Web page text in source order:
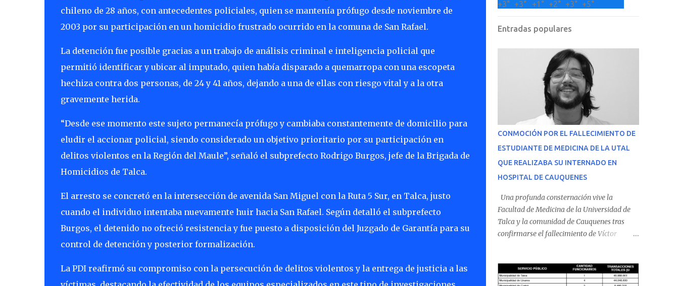
chileno de 28 años, con antecedentes policiales, quien se mantenía prófugo desde noviembre de
2003 por su participación en un homicidio frustrado ocurrido en la comuna de San Rafael.
La detención fue posible gracias a un trabajo de análisis criminal e inteligencia policial que
permitió identificar y ubicar al imputado, quien había disparado a quemarropa con una escopeta
hechiza contra dos personas, de 24 y 41 años, dejando a una de ellas con riesgo vital y a la otra
gravemente herida.
“Desde ese momento este sujeto permanecía prófugo y cambiaba constantemente de domicilio para
eludir el accionar policial, siendo considerado un objetivo prioritario por su participación en
delitos violentos en la Región del Maule”, señaló el subprefecto Rodrigo Burgos, jefe de la Brigada de
Homicidios de Talca.
El arresto se concretó en la intersección de avenida San Miguel con la Ruta 5 Sur, en Talca, justo
cuando el individuo intentaba nuevamente huir hacia San Rafael. Según detalló el subprefecto
Burgos, el detenido no ofreció resistencia y fue puesto a disposición del Juzgado de Garantía para su
control de detención y posterior formalización.
La PDI reafirmó su compromiso con la persecución de delitos violentos y la entrega de justicia a las
+3° +3° +1° +2° +3° +5°
Entradas populares
CONMOCIÓN POR EL FALLECIMIENTO DE
ESTUDIANTE DE MEDICINA DE LA UTAL
QUE REALIZABA SU INTERNADO EN
HOSPITAL DE CAUQUENES
Una profunda consternación vive la
Facultad de Medicina de la Universidad de
Talca y la comunidad de Cauquenes tras
confirmarse el fallecimiento de Víctor
Cauquenes. De acuerdo con los antecedentes
conocidos, el joven se presentó a cumplir su